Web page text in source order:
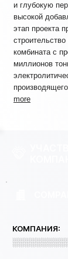
и глубокую
высокой
этап проекта
строительство
комбината с
миллионов
more
КОМПАНИЯ: